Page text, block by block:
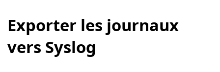
Exporter les journaux
vers Syslog